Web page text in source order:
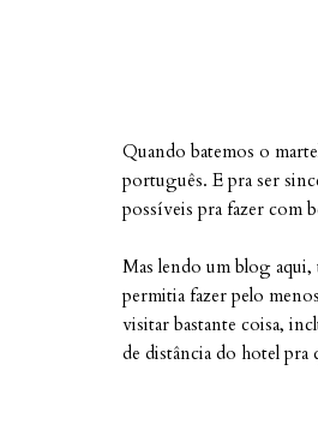
Quando batemos o
português. E pra ser
possíveis pra fazer com
Mas lendo um blog
permitia fazer pelo menos
visitar bastante coisa,
de distância do hotel pra